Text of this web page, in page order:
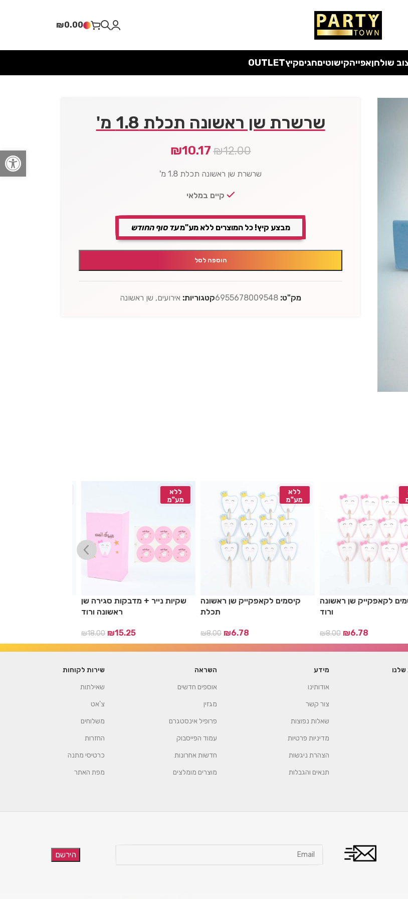
פתח
ללא מע"מעד סוף החודש
₪0.00
שולחןאפייהקישוטיםחגיםקיץOUTLET
שרשרת שן ראשונה תכלת 1.8 מ'
₪12.00
₪10.17
שרשרת שן ראשונה תכלת 1.8 מ'
קיים במלאי
מבצע קיץ! כל המוצרים ללא מע"מעד סוף החודש
הוספה לסל
מק"ט: 6955678009548קטגוריות: אירועים, שן ראשונה
ללא
מע"מ
שקיות נייר + מדבקות סגירה שן
ראשונה ורוד
18.00 ₪ 15.25
ללא
מע"מ
קיסמים לקאפקייק שן ראשונה
תכלת
8.00 ₪ 6.78
לקאפקייק שן ראשונה
ורוד
8.00 ₪ 6.78
מידע
אודותינו
צור קשר
שאלות נפוצות
מדיניות פרטיות
הצהרת ניגשות
תנאים והגבלות
השראה
אוספים חדשים
מגזין
פרופיל אינסטגרם
עמוד הפייסבוק
חדשות אחרונות
מוצרים מומלצים
שירות לקוחות
שאילתות
צ'אט
משלוחים
החזרות
כרטיסי מתנה
מפת האתר
הירשם